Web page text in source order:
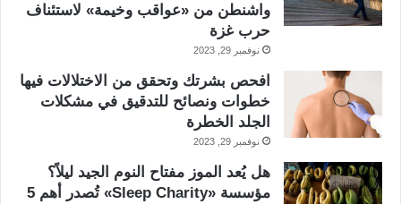
واشنطن من «عواقب وخيمة» لاستئناف
حرب غزة
نوفمبر 29, 2023
افحص بشرتك وتحقق من الاختلالات فيها
خطوات ونصائح للتدقيق في مشكلات
الجلد الخطرة
نوفمبر 29, 2023
هل يُعد الموز مفتاح النوم الجيد ليلاً؟
مؤسسة «Sleep Charity» تُصدر أهم 5